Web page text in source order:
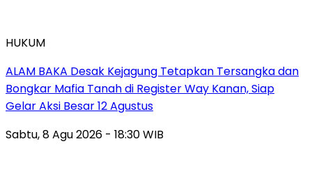
HUKUM
ALAM BAKA Desak Kejagung Tetapkan Tersangka dan
Bongkar Mafia Tanah di Register Way Kanan, Siap
Gelar Aksi Besar 12 Agustus
Sabtu, 8 Agu 2026 - 18:30 WIB